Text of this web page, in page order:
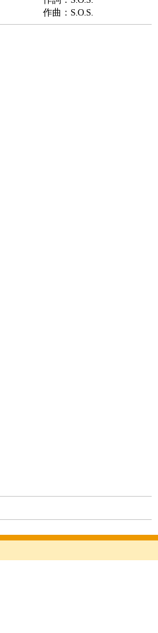
作曲：S.O.S.